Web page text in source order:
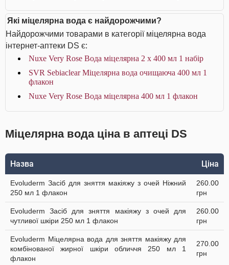
Які міцелярна вода є найдорожчими?
Найдорожчими товарами в категорії міцелярна вода
інтернет-аптеки DS є:
Nuxe Very Rose Вода міцелярна 2 x 400 мл 1 набір
SVR Sebiaclear Міцелярна вода очищаюча 400 мл 1
флакон
Nuxe Very Rose Вода міцелярна 400 мл 1 флакон
Міцелярна вода ціна в аптеці DS
Назва Ціна
Evoluderm Засіб для зняття макіяжу з очей Ніжний
250 мл 1 флакон
260.00
грн
Evoluderm Засіб для зняття макіяжу з очей для
чутливої шкіри 250 мл 1 флакон
260.00
грн
Evoluderm Міцелярна вода для зняття макіяжу для
комбінованої жирної шкіри обличчя 250 мл 1
флакон
270.00
грн